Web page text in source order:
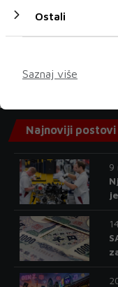
'NAFTA 21.
Ostali
Saznaj više
Najnoviji postovi
9